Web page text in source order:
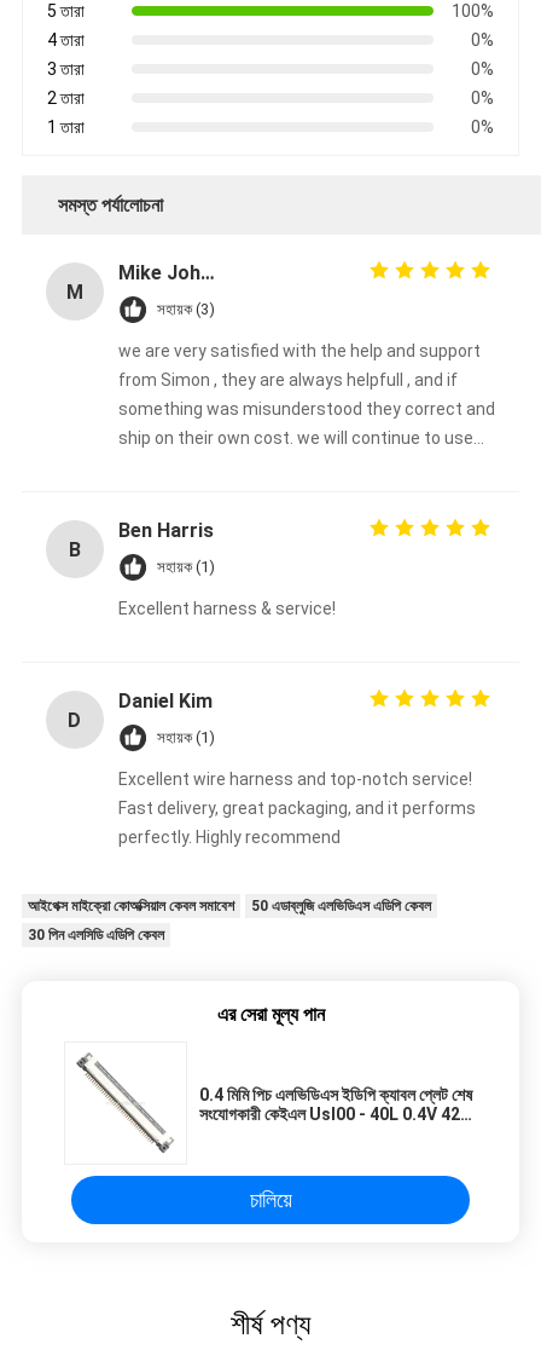
5 তারা
100%
4 তারা
0%
3 তারা
0%
2 তারা
0%
1 তারা
0%
সমস্ত পর্যালোচনা
M
Mike Johnson
সহায়ক (3)
we are very satisfied with the help and support
from Simon , they are always helpfull , and if
something was misunderstood they correct and
ship on their own cost. we will continue to use
B
Ben Harris
সহায়ক (1)
Excellent harness & service!
D
Daniel Kim
সহায়ক (1)
Excellent wire harness and top-notch service!
Fast delivery, great packaging, and it performs
perfectly. Highly recommend
আইপেক্স মাইক্রো কোঅক্সিয়াল কেবল সমাবেশ
50 এডাব্লুজি এলভিডিএস এডিপি কেবল
30 পিন এলসিডি এডিপি কেবল
এর সেরা মূল্য পান
0.4 মিমি পিচ এলভিডিএস ইডিপি ক্যাবল প্লেট শেষ
সংযোগকারী কেইএল Usl00 - 40L 0.4V 42
চালিয়ে
শীর্ষ পণ্য